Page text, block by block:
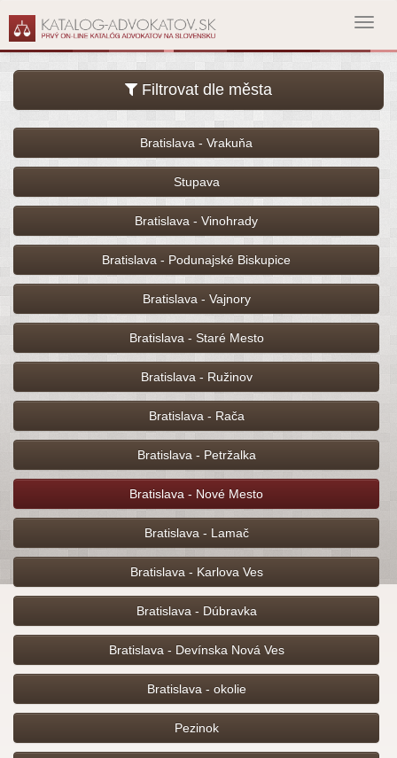
Filtrovat dle města
Bratislava - Vrakuňa
Stupava
Bratislava - Vinohrady
Bratislava - Podunajské Biskupice
Bratislava - Vajnory
Bratislava - Staré Mesto
Bratislava - Ružinov
Bratislava - Rača
Bratislava - Petržalka
Bratislava - Nové Mesto
Bratislava - Lamač
Bratislava - Karlova Ves
Bratislava - Dúbravka
Bratislava - Devínska Nová Ves
Bratislava - okolie
Pezinok